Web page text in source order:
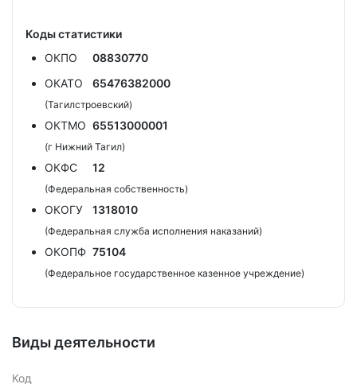
Коды статистики
ОКПО
08830770
ОКАТО
65476382000
(Тагилстроевский)
ОКТМО 65513000001
(г Нижний Тагил)
ОКФС 12
(Федеральная собственность)
ОКОГУ 1318010
(Федеральная служба исполнения наказаний)
ОКОПФ 75104
(Федеральное государственное казенное учреждение)
Виды деятельности
Код